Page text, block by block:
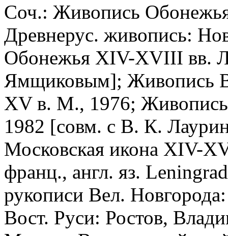
Соч.: Живопись
Древнерус. живопись:
Обонежья XIV-XVIII вв.
Ямщиковым]; Живопись
XV в. М., 1976;
1982 [совм. с В. К.
Московская икона XIV-
франц., англ. яз.
рукописи Вел.
Вост. Руси: Ростов,